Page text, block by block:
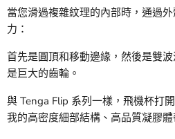
當您滑過複雜紋理的內部時，通過
力：
首先是圓頂和移動邊緣，然後是雙
是巨大的齒輪。
與 Tenga Flip 系列一樣，飛機杯打
我的高密度細部結構、高品質凝膠